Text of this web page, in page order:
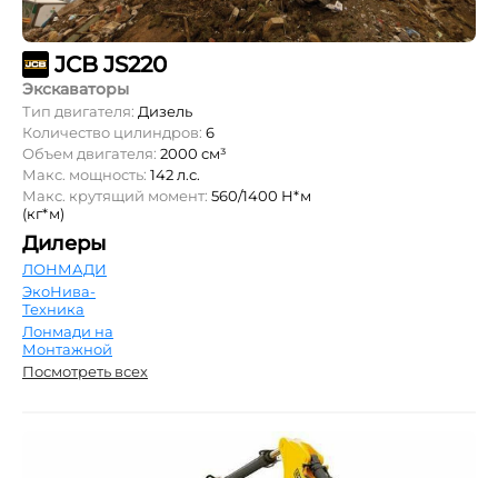
JCB JS220
Экскаваторы
Тип двигателя: Дизель
Количество цилиндров: 6
Объем двигателя: 2000 см³
Макс. мощность: 142 л.с.
Макс. крутящий момент: 560/1400 Н*м
(кг*м)
Дилеры
ЛОНМАДИ
ЭкоНива-
Техника
Лонмади на
Монтажной
Посмотреть всех